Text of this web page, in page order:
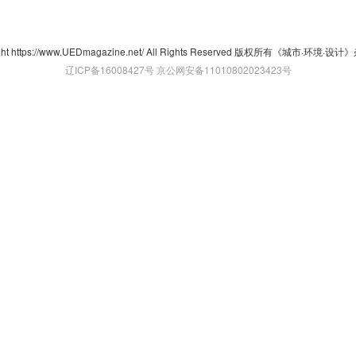
https://www.UEDmagazine.net/ All Rights Reserved 版权所有《城市·环境·设计
辽ICP备16008427号 京公网安备11010802023423号